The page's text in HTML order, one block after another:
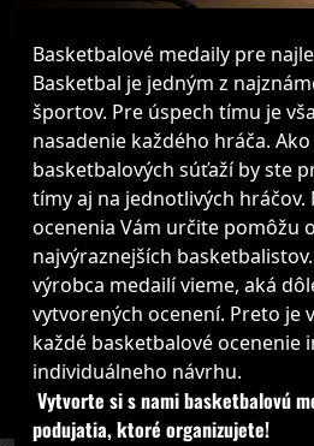
Basketbalové medaily pre
Basketbal je jedným z
športov. Pre úspech tímu je
nasadenie každého hráča.
basketbalových súťaží by ste
tímy aj na jednotlivých hráčov.
ocenenia Vám určite pomôžu
najvýraznejších
výrobca medailí vieme, aká
vytvorených ocenení. Preto je
každé basketbalové ocenenie
individuálneho návrhu.
Vytvorte si s nami basketbalovú
podujatia, ktoré organizujete!